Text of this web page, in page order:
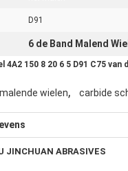
D91
6 de Band Malend
4A2 150 8 20 6 5 D91 C75 van
wielen, carbide
JINCHUAN ABRASIVES